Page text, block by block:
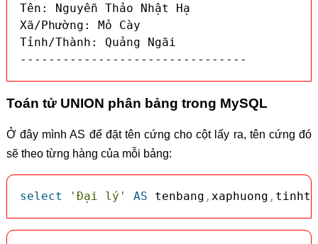
Tên: Nguyễn Thảo Nhật Hạ
Xã/Phường: Mỏ Cày
Tỉnh/Thành: Quảng Ngãi
--------------------------------
Toán tử UNION phân bảng trong MySQL
Ở đây mình AS để đặt tên cứng cho cột lấy ra, tên cứng đó
sẽ theo từng hàng của mỗi bảng:
select 'Đại lý' AS tenbang , xaphuong ,